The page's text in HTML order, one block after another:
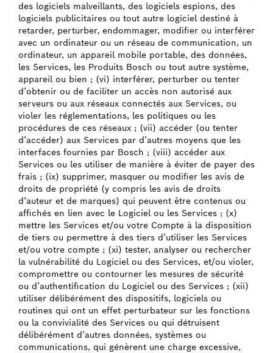
des logiciels malveillants, des logiciels espions, des
logiciels publicitaires ou tout autre logiciel destiné à
retarder, perturber, endommager, modifier ou interférer
avec un ordinateur ou un réseau de communication, un
ordinateur, un appareil mobile portable, des données,
les Services, les Produits Bosch ou tout autre système,
appareil ou bien ; (vi) interférer, perturber ou tenter
d’obtenir ou de faciliter un accès non autorisé aux
serveurs ou aux réseaux connectés aux Services, ou
violer les réglementations, les politiques ou les
procédures de ces réseaux ; (vii) accéder (ou tenter
d’accéder) aux Services par d’autres moyens que les
interfaces fournies par Bosch ; (viii) accéder aux
Services ou les utiliser de manière à éviter de payer des
frais ; (ix) supprimer, masquer ou modifier les avis de
droits de propriété (y compris les avis de droits
d’auteur et de marques) qui peuvent être contenus ou
affichés en lien avec le Logiciel ou les Services ; (x)
mettre les Services et/ou votre Compte à la disposition
de tiers ou permettre à des tiers d’utiliser les Services
et/ou votre compte ; (xi) tester, analyser ou rechercher
la vulnérabilité du Logiciel ou des Services, et/ou violer,
compromettre ou contourner les mesures de sécurité
ou d’authentification du Logiciel ou des Services ; (xii)
utiliser délibérément des dispositifs, logiciels ou
routines qui ont un effet perturbateur sur les fonctions
ou la convivialité des Services ou qui détruisent
délibérément d’autres données, systèmes ou
communications, qui génèrent une charge excessive,